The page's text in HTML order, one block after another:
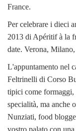
France.
Per celebrare i dieci
2013 di Apéritif à la
date. Verona,
L'appuntamento nel
Feltrinelli di Corso
tipici come formaggi,
specialità, ma anche
Nunziati, food
vostro palato con